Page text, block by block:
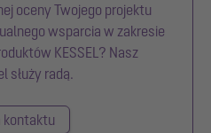
oceny Twojego projektu
wsparcia w zakresie
KESSEL? Nasz
służy radą.
kontaktu